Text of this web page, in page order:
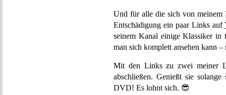
Und für alle die sich von meinem
Entschädigung ein paar Links auf
seinem Kanal einige Klassiker in
man sich komplett ansehen kann
Mit den Links zu zwei meiner
abschließen. Genießt sie
DVD! Es lohnt sich. 😎